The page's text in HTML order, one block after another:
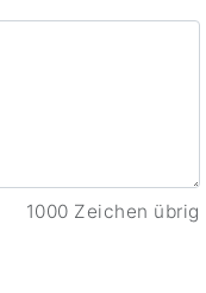
1000 Zeichen übrig